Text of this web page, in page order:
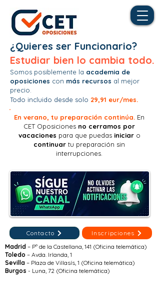
¿Quieres ser Funcionario?
Estudiar bien lo cambia todo.
Somos posiblemente la academia de
oposiciones con más recursos al mejor
precio.
Todo incluido desde solo 29,91 eur/mes.
En verano, tu preparación continúa. En
CET Oposiciones no cerramos por
vacaciones para que puedas iniciar o
continuar tu preparación sin
interrupciones.
Contacto
Inscripciones
Madrid – Pº de la Castellana, 141 (Oficina telemática)
Toledo – Avda. Irlanda, 1
Sevilla – Plaza de Villasís, 1 (Oficina telemática)
Burgos - Luna, 72 (Oficina telemática)